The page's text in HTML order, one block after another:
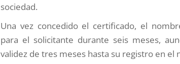
sociedad.
Una vez concedido el certificado, el
para el solicitante durante seis meses,
validez de tres meses hasta su registro en el